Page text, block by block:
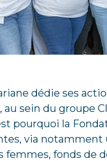
dédie ses
au sein du groupe
pourquoi la
via
femmes, fonds de